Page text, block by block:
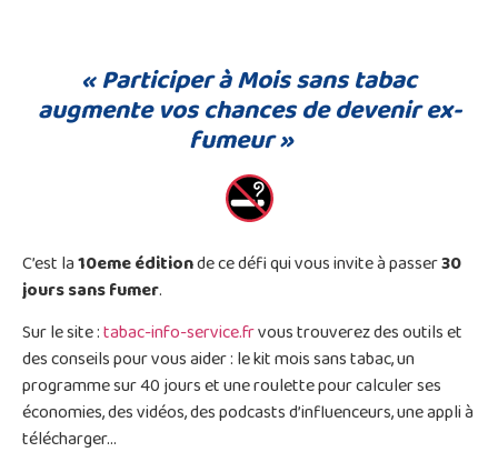
« Participer à Mois sans tabac
augmente vos chances de devenir ex-
fumeur »
C’est la10eme éditionde ce défi qui vous invite à passer30
jours sans fumer.
Sur le site :tabac-info-service.frvous trouverez des outils et
des conseils pour vous aider : le kit mois sans tabac, un
programme sur 40 jours et une roulette pour calculer ses
économies, des vidéos, des podcasts d’influenceurs, une appli à
télécharger…